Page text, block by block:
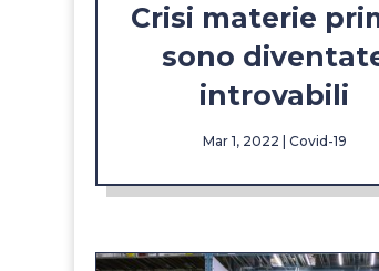
Crisi materie
sono
introvabili
Mar 1, 2022 Covid-19